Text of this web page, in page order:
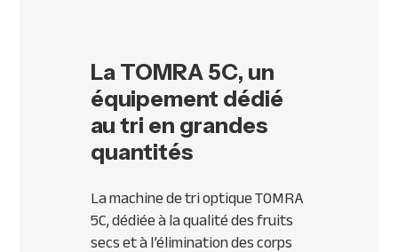
La TOMRA 5C, un
équipement dédié
au tri en grandes
quantités
La machine de tri optique TOMRA
5C, dédiée à la qualité des fruits
secs et à l’élimination des corps